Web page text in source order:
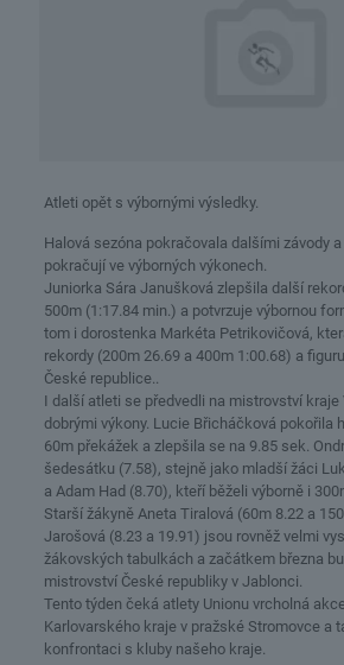
Atleti opět s výbornými výsledky.
Halová sezóna pokračovala dalšími závody
pokračují ve výborných výkonech.
Juniorka Sára Janušková zlepšila další
500m (1:17.84 min.) a potvrzuje výbornou
tom i dorostenka Markéta Petrikovičová,
rekordy (200m 26.69 a 400m 1:00.68) a
České republice..
I další atleti se předvedli na mistrovství kraje
dobrými výkony. Lucie Břicháčková pokořila
60m překážek a zlepšila se na 9.85 sek.
šedesátku (7.58), stejně jako mladší žáci
a Adam Had (8.70), kteří běželi výborně i
Starší žákyně Aneta Tiralová (60m 8.22 a
Jarošová (8.23 a 19.91) jsou rovněž velmi
žákovských tabulkách a začátkem března
mistrovství České republiky v Jablonci.
Tento týden čeká atlety Unionu vrcholná
Karlovarského kraje v pražské Stromovce a
konfrontaci s kluby našeho kraje.